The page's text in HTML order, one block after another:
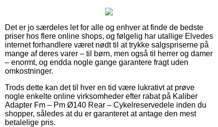
Det er jo særdeles let for alle og enhver at finde de bedste
priser hos flere online shops, og følgelig har utallige Elvedes
internet forhandlere været nødt til at trykke salgspriserne på
mange af deres varer – til børn, men også til herrer og damer
– enormt, og endda nogle gange garantere fragt uden
omkostninger.
Trods dette kan det til hver en tid være lukrativt at prøve
nogle enkelte online virksomheder efter rabat på Kaliber
Adapter Fm – Pm Ø140 Rear – Cykelreservedele inden du
shopper, således at du er garanteret at antage den mest
betalelige pris.